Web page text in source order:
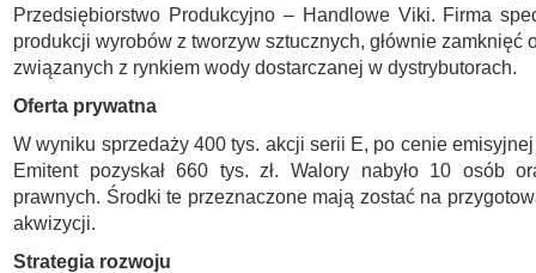
Przedsiębiorstwo Produkcyjno – Handlowe Viki. Firma
produkcji wyrobów z tworzyw sztucznych, głównie zamknięć
związanych z rynkiem wody dostarczanej w dystrybutorach.
Oferta prywatna
W wyniku sprzedaży 400 tys. akcji serii E, po cenie emisyjnej
Emitent pozyskał 660 tys. zł. Walory nabyło 10 osób
prawnych. Środki te przeznaczone mają zostać na
akwizycji.
Strategia rozwoju